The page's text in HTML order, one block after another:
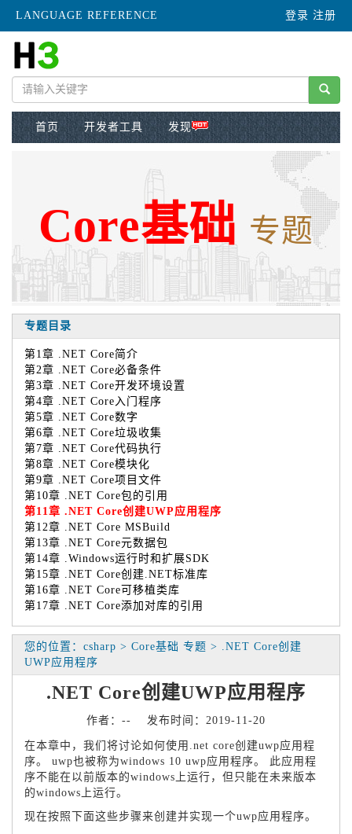
LANGUAGE REFERENCE 登录 注册
首页 开发者工具 发现
Core基础 专题
专题目录
第1章 .NET Core简介
第2章 .NET Core必备条件
第3章 .NET Core开发环境设置
第4章 .NET Core入门程序
第5章 .NET Core数字
第6章 .NET Core垃圾收集
第7章 .NET Core代码执行
第8章 .NET Core模块化
第9章 .NET Core项目文件
第10章 .NET Core包的引用
第11章 .NET Core创建UWP应用程序
第12章 .NET Core MSBuild
第13章 .NET Core元数据包
第14章 .Windows运行时和扩展SDK
第15章 .NET Core创建.NET标准库
第16章 .NET Core可移植类库
第17章 .NET Core添加对库的引用
您的位置：csharp > Core基础 专题 > .NET Core创建
UWP应用程序
.NET Core创建UWP应用程序
作者：-- 发布时间：2019-11-20
在本章中，我们将讨论如何使用.net core创建uwp应用程
序。 uwp也被称为windows 10 uwp应用程序。 此应用程
序不能在以前版本的windows上运行，但只能在未来版本
的windows上运行。
现在按照下面这些步骤来创建并实现一个uwp应用程序。